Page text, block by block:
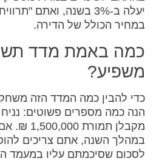
יעלה ב-3% בשנה, ואתם
במחיר הכולל של הדירה.
כמה באמת מדד
משפיע?
כדי להבין כמה המדד הזה
הנה כמה מספרים פשוטים:
לסכום שסיכמתם עליו במעמד